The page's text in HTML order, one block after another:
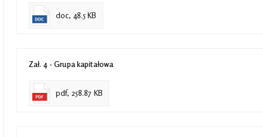
doc, 48.5 KB
Zał. 4 - Grupa kapitałowa
pdf, 258.87 KB